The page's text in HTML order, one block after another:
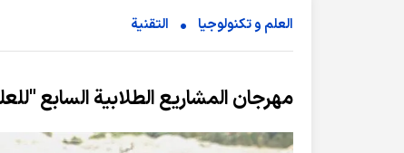
العلم و تکنولوجیا التقنیة
مهرجان المشاريع الطلابية السابع